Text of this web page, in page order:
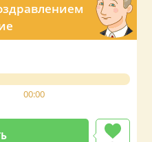
00:00